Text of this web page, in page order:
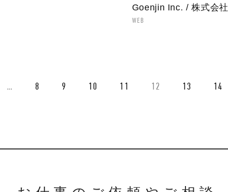
Goenjin Inc. / 株式会
WEB
… 8 9 10 11 12 13 14